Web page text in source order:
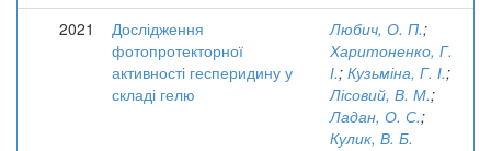
2021
Дослідження
фотопротекторної
активності гесперидину у
складі гелю
Любич, О. П.;
Харитоненко, Г.
І.; Кузьміна, Г. І.;
Лісовий, В. М.;
Ладан, О. С.;
Кулик, В. Б.